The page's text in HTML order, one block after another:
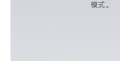
善睡眠品質。